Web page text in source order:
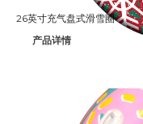
26英寸充气盘式滑雪圈
产品详情